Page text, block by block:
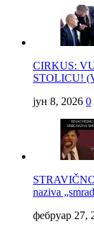
CIRKUS:
STOLICU!
јун 8, 2026 0
naziva
фебруар 27,